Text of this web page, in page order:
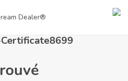
buy-ielts-certificate8699